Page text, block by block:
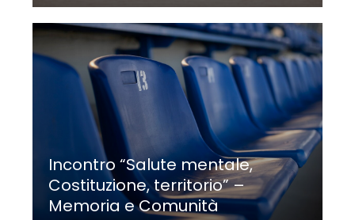
Incontro “Salute mentale,
Costituzione, territorio” –
Memoria e Comunità